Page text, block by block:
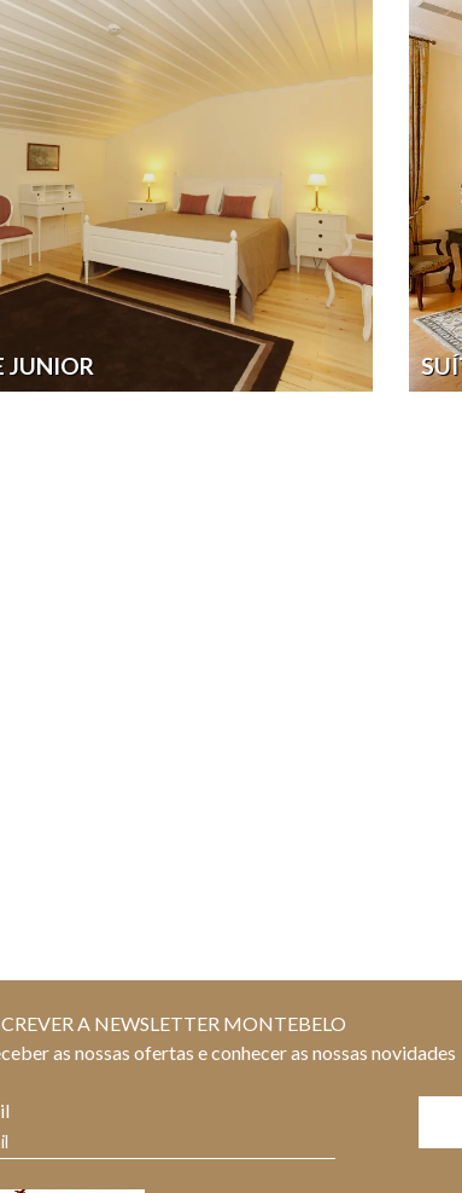
JUNIOR
A NEWSLETTER MONTEBELO
as nossas ofertas e conhecer as nossas novidades